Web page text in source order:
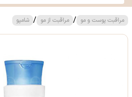
مراقبت پوست و مو / مراقبت از مو / شامپو